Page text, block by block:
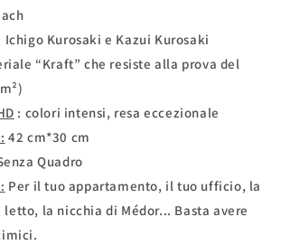
Ichigo Kurosaki e Kazui Kurosaki
“Kraft” che resiste alla prova del
: colori intensi, resa eccezionale
42 cm*30 cm
Quadro
Per il tuo appartamento, il tuo ufficio, la
letto, la nicchia di Médor... Basta avere